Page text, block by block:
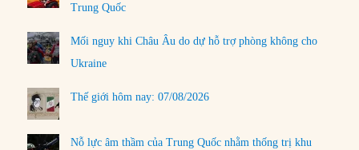
Trung Quốc
Mối nguy khi Châu Âu do dự hỗ trợ phòng không cho
Ukraine
Thế giới hôm nay: 07/08/2026
Nỗ lực âm thầm của Trung Quốc nhằm thống trị khu